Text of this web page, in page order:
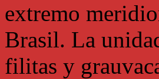
extremo
Brasil. La
filitas y